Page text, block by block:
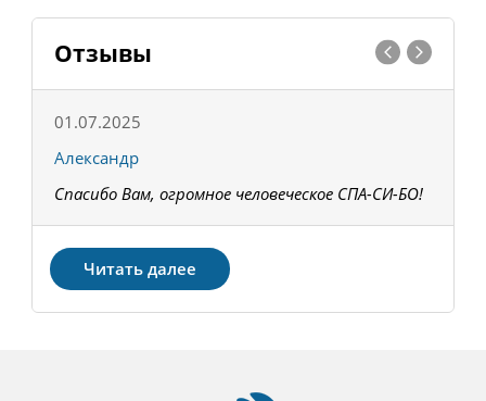
Отзывы
01.07.2025
Александр
Спасибо Вам, огромное человеческое СПА-СИ-БО!
Читать далее